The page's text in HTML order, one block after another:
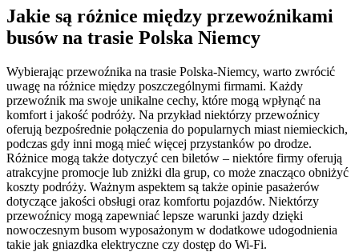
Jakie są różnice między przewoźnikami
busów na trasie Polska Niemcy
Wybierając przewoźnika na trasie Polska-Niemcy, warto zwrócić
uwagę na różnice między poszczególnymi firmami. Każdy
przewoźnik ma swoje unikalne cechy, które mogą wpłynąć na
komfort i jakość podróży. Na przykład niektórzy przewoźnicy
oferują bezpośrednie połączenia do popularnych miast niemieckich,
podczas gdy inni mogą mieć więcej przystanków po drodze.
Różnice mogą także dotyczyć cen biletów – niektóre firmy oferują
atrakcyjne promocje lub zniżki dla grup, co może znacząco obniżyć
koszty podróży. Ważnym aspektem są także opinie pasażerów
dotyczące jakości obsługi oraz komfortu pojazdów. Niektórzy
przewoźnicy mogą zapewniać lepsze warunki jazdy dzięki
nowoczesnym busom wyposażonym w dodatkowe udogodnienia
takie jak gniazdka elektryczne czy dostęp do Wi-Fi.